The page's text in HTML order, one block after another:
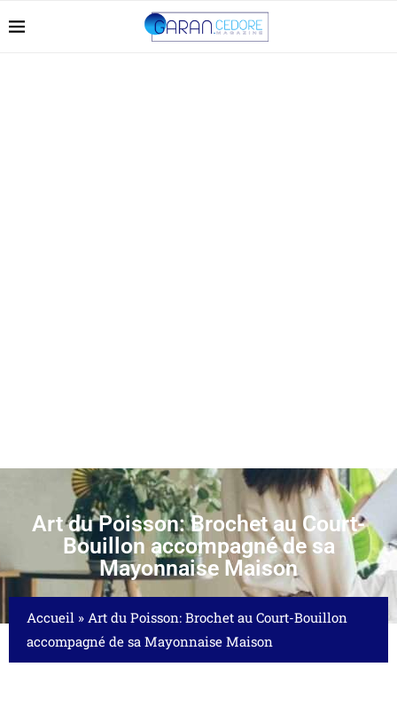
Art du Poisson: Brochet au Court-
Bouillon accompagné de sa
Mayonnaise Maison
Accueil » Art du Poisson: Brochet au Court-Bouillon
accompagné de sa Mayonnaise Maison